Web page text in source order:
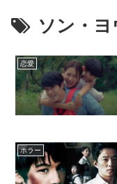
ソン・ヨ
恋愛
ホラー